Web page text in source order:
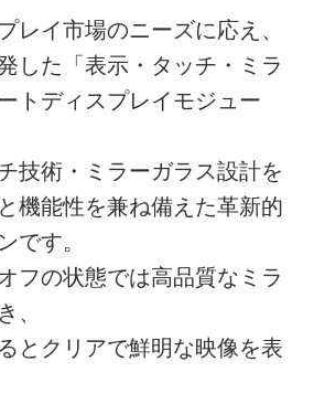
レイ市場のニーズに応え、
した「表示・タッチ・ミラ
トディスプレイモジュー
技術・ミラーガラス設計を
機能性を兼ね備えた革新的
です。
フの状態では高品質なミラ
、
とクリアで鮮明な映像を表